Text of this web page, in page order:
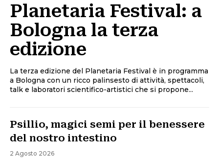
Planetaria Festival: a
Bologna la terza
edizione
La terza edizione del Planetaria Festival è in programma
a Bologna con un ricco palinsesto di attività, spettacoli,
talk e laboratori scientifico-artistici che si propone...
Psillio, magici semi per il benessere
del nostro intestino
2 Agosto 2026